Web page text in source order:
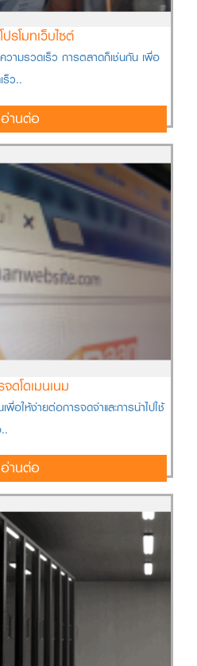
รโมทเว็บไซต์
วามรวดเร็ว การตลาดก็เช่นกัน เพื่อ
ร็ว..
อ่านต่อ
ดโดเมนเนม
อให้ง่ายต่อการจดจำและการนำไปใช้
อ่านต่อ